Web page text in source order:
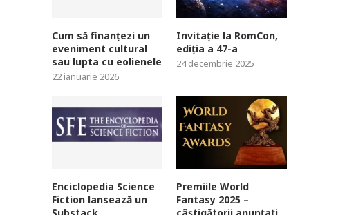
Cum să finanțezi un
eveniment cultural
sau lupta cu eolienele
22 ianuarie 2026
Invitație la RomCon,
ediția a 47-a
24 decembrie 2025
Enciclopedia Science
Fiction lansează un
Premiile World
Fantasy 2025 –